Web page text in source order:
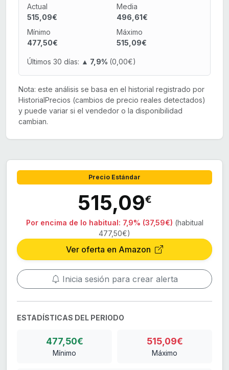
Actual
515,09€
Media
496,61€
Mínimo
477,50€
Máximo
515,09€
Últimos 30 días: ▲ 7,9% (0,00€)
Nota: este análisis se basa en el historial registrado por
HistorialPrecios (cambios de precio reales detectados)
y puede variar si el vendedor o la disponibilidad
cambian.
Precio Estándar
515,09€
Por encima de lo habitual: 7,9% (37,59€) (habitual
477,50€)
Ver oferta en Amazon
Inicia sesión para crear alerta
ESTADÍSTICAS DEL PERIODO
477,50€
Mínimo
515,09€
Máximo